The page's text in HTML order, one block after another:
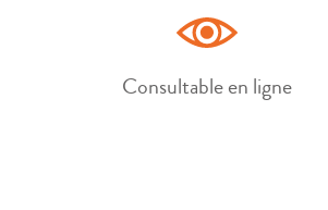
Consultable en ligne